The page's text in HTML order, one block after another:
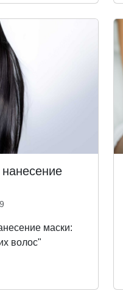
маски:
волос"